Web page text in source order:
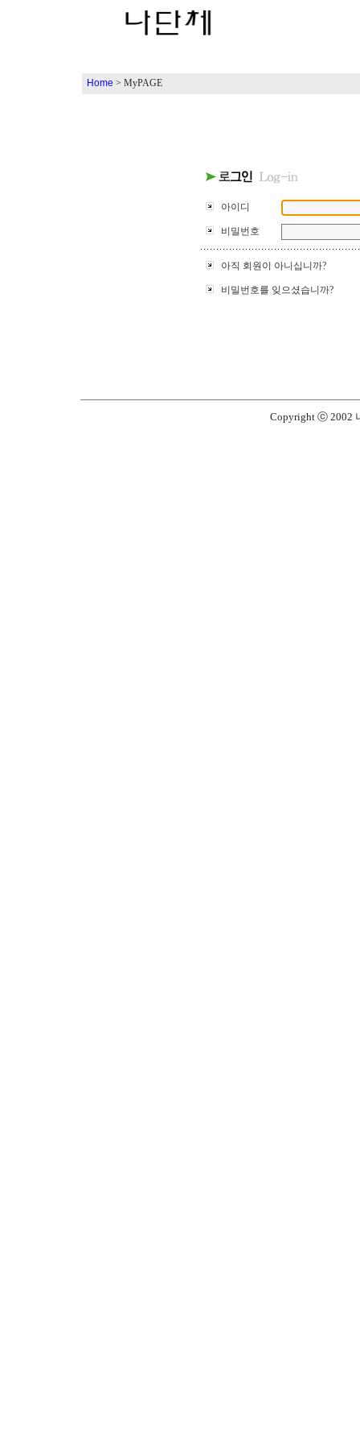
Home > MyPAGE
아이디
비밀번호
아직 회원이 아니십니까?
비밀번호를 잊으셨습니까?
Copyright ⓒ 2002